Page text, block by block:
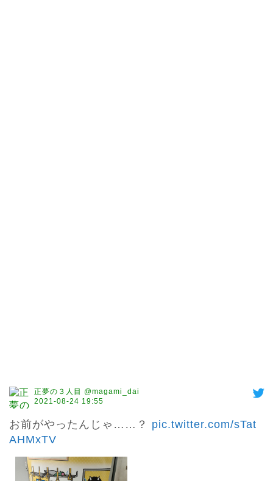
正夢の３人目 @magami_dai
2021-08-24 19:55
お前がやったんじゃ……？ pic.twitter.com/sTat
AHMxTV